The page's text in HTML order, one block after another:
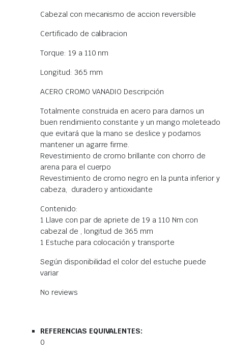
Cabezal con mecanismo de accion reversible
Certificado de calibracion
Torque: 19 a 110 nm
Longitud: 365 mm
ACERO CROMO VANADIO Descripción
Totalmente construida en acero para darnos un
buen rendimiento constante y un mango moleteado
que evitará que la mano se deslice y podamos
mantener un agarre firme.
Revestimiento de cromo brillante con chorro de
arena para el cuerpo
Revestimiento de cromo negro en la punta inferior y
cabeza, duradero y antioxidante
Contenido:
1 Llave con par de apriete de 19 a 110 Nm con
cabezal de , longitud de 365 mm
1 Estuche para colocación y transporte
Según disponibilidad el color del estuche puede
variar
No reviews
REFERENCIAS EQUIVALENTES:
0